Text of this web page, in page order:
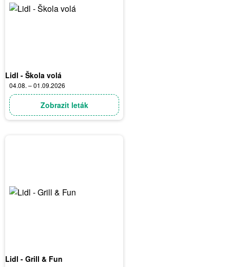
Lidl - Škola volá
04.08. – 01.09.2026
Zobrazit leták
Lidl - Grill & Fun